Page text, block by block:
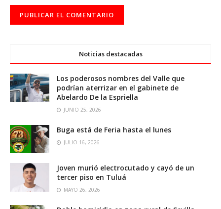
Noticias destacadas
Los poderosos nombres del Valle que
podrían aterrizar en el gabinete de
Abelardo De la Espriella
JUNIO 25, 2026
Buga está de Feria hasta el lunes
JULIO 16, 2026
Joven murió electrocutado y cayó de un
tercer piso en Tuluá
MAYO 26, 2026